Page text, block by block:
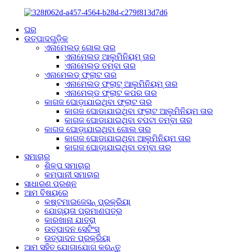
ଘର
ଉତ୍ପାଦଗୁଡ଼ିକ
ଏନାମେଲଡ୍ ଗୋଲ ତାର
ଏନାମେଲଡ୍ ଆଲୁମିନିୟମ୍ ତାର
ଏନାମେଲ୍ଡ ତମ୍ବା ତାର
ଏନାମେଲଡ୍ ଫ୍ଲାଟ ତାର
ଏନାମେଲଡ୍ ଫ୍ଲାଟ୍ ଆଲୁମିନିୟମ୍ ତାର
ଏନାମେଲ୍ଡ ଫ୍ଲାଟ କପର ତାର
କାଗଜ ଘୋଡ଼ାଯାଇଥିବା ଫ୍ଲାଟ ତାର
କାଗଜ ଘୋଡାଯାଇଥିବା ଫ୍ଲାଟ ଆଲୁମିନିୟମ ତାର
କାଗଜ ଘୋଡାଯାଇଥିବା ଚପଟା ତମ୍ବା ତାର
କାଗଜ ଘୋଡ଼ାଯାଇଥିବା ଗୋଲ ତାର
କାଗଜ ଘୋଡାଯାଇଥିବା ଆଲୁମିନିୟମ ତାର
କାଗଜ ଘୋଡ଼ାଯାଇଥିବା ତମ୍ବା ତାର
ସମାଚାର
ଶିଳ୍ପ ସମାଚାର
କମ୍ପାନୀ ସମାଚାର
ସାଧାରଣ ପ୍ରଶ୍ନ
ଆମ ବିଷୟରେ
କଷ୍ଟମାଇଜେସନ୍ ପ୍ରକ୍ରିୟା
ଯୋଗ୍ୟତା ପ୍ରମାଣପତ୍ର
କାରଖାନା ଯାତ୍ରା
ଉତ୍ପାଦନ ସେଟିଂସ୍
ଉତ୍ପାଦନ ପ୍ରକ୍ରିୟା
ଆମ ସହିତ ଯୋଗାଯୋଗ କରନ୍ତୁ